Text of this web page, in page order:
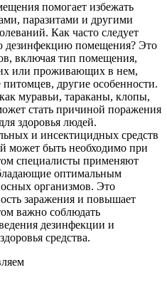
помогает избежать
паразитами и другими
Как часто следует
дезинфекцию помещения? Это
включая тип помещения,
или проживающих в нем,
питомцев, другие особенности.
муравьи, тараканы, клопы,
стать причиной поражения
здоровья людей.
и инсектицидных средств
может быть необходимо при
специалисты применяют
оптимальным
организмов. Это
заражения и повышает
важно соблюдать
дезинфекции и
средства.